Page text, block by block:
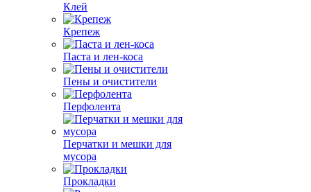
Клей
Крепеж
Паста и лен-коса
Пены и очистители
Перфолента
Перчатки и мешки для
мусора
Прокладки